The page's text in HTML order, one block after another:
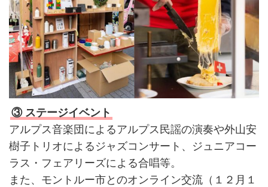
③ ステージイベント
アルプス音楽団によるアルプス民謡の演奏や外山安
樹子トリオによるジャズコンサート、ジュニアコー
ラス・フェアリーズによる合唱等。
また、モントルー市とのオンライン交流（１２月１